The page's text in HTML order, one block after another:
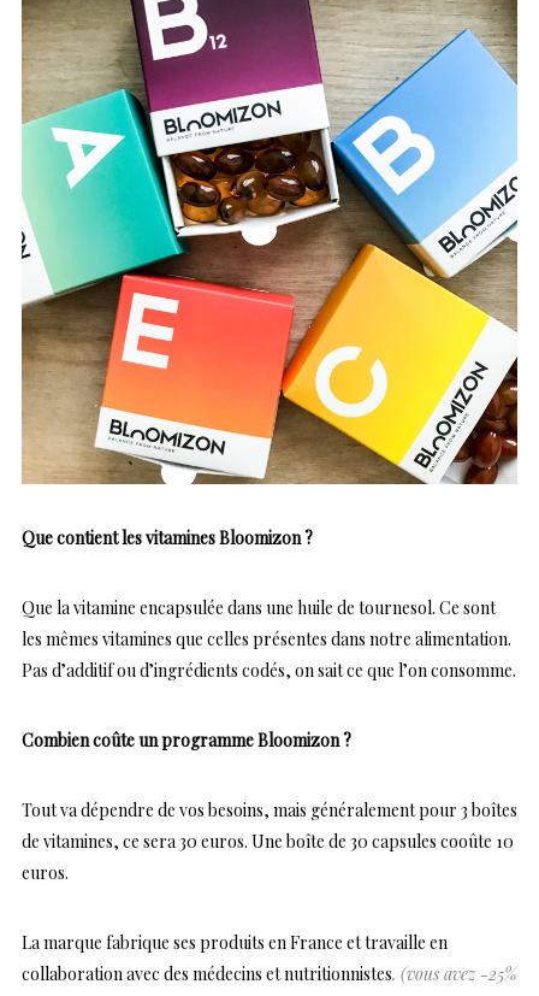
Que contient les vitamines Bloomizon ?
Que la vitamine encapsulée dans une huile de tournesol. Ce sont
les mêmes vitamines que celles présentes dans notre alimentation.
Pas d’additif ou d’ingrédients codés, on sait ce que l’on consomme.
Combien coûte un programme Bloomizon ?
Tout va dépendre de vos besoins, mais généralement pour 3 boîtes
de vitamines, ce sera 30 euros. Une boîte de 30 capsules cooûte 10
euros.
La marque fabrique ses produits en France et travaille en
collaboration avec des médecins et nutritionnistes. (vous avez -25%